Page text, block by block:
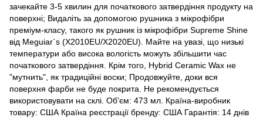
зачекайте 3-5 хвилин для початкового затвердіння продукту на
поверхні; Видаліть за допомогою рушника з мікрофібри
преміум-класу, такого як рушник із мікрофібри Supreme Shine
від Meguiar`s (X2010EU/X2020EU). Майте на увазі, що низькі
температури або висока вологість можуть збільшити час
початкового затвердіння. Крім того, Hybrid Ceramic Wax не
"мутнить", як традиційні воски; Продовжуйте, доки вся
поверхня фарби не буде покрита. Не рекомендується
використовувати на склі. Об'єм: 473 мл. Країна-виробник
товару: США Країна реєстрації бренду: США Гарантія: 14 днів